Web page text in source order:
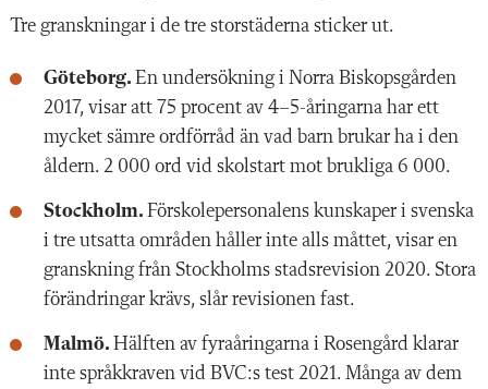
Tre granskningar i de tre storstäderna sticker ut.
Göteborg. En undersökning i Norra Biskopsgården
2017, visar att 75 procent av 4–5-åringarna har ett
mycket sämre ordförråd än vad barn brukar ha i den
åldern. 2 000 ord vid skolstart mot brukliga 6 000.
Stockholm. Förskolepersonalens kunskaper i svenska
i tre utsatta områden håller inte alls måttet, visar en
granskning från Stockholms stadsrevision 2020. Stora
förändringar krävs, slår revisionen fast.
Malmö. Hälften av fyraåringarna i Rosengård klarar
inte språkkraven vid BVC:s test 2021. Många av dem